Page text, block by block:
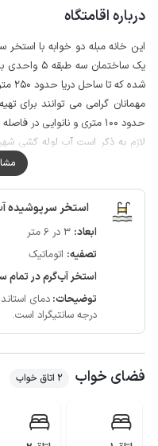
درباره اقامتگاه
یک ساختمان
شده که تا ساحل دریا حدود 250 متر فاصله دارد.
مهمانان گرامی می توانند برای
حدود 100 متری و نانوایی در فاصله حدود 10 متری اقامتگاه استفاده نمایند.
لازم به ذکر است آب لوله کشی
توصیه می شود آب معدنی به همراه
پوشش شبکه تلفن همراه برای دو
دسترسی به اینترنت به صورت 4g می باشد.
بازار ماهی فروشان، تالاب شیرا،
با تفریحات ساحلی شامل جت
های گردشگری قابل دسترسی از است.
استخر سرپوشیده
ابعاد: 3 در 6 متر
تصفیه: اتوماتیک
استخر آب‌گرم در
توضیحات:
درجه سانتیگراد است.
فضای خواب 2 اتاق خواب